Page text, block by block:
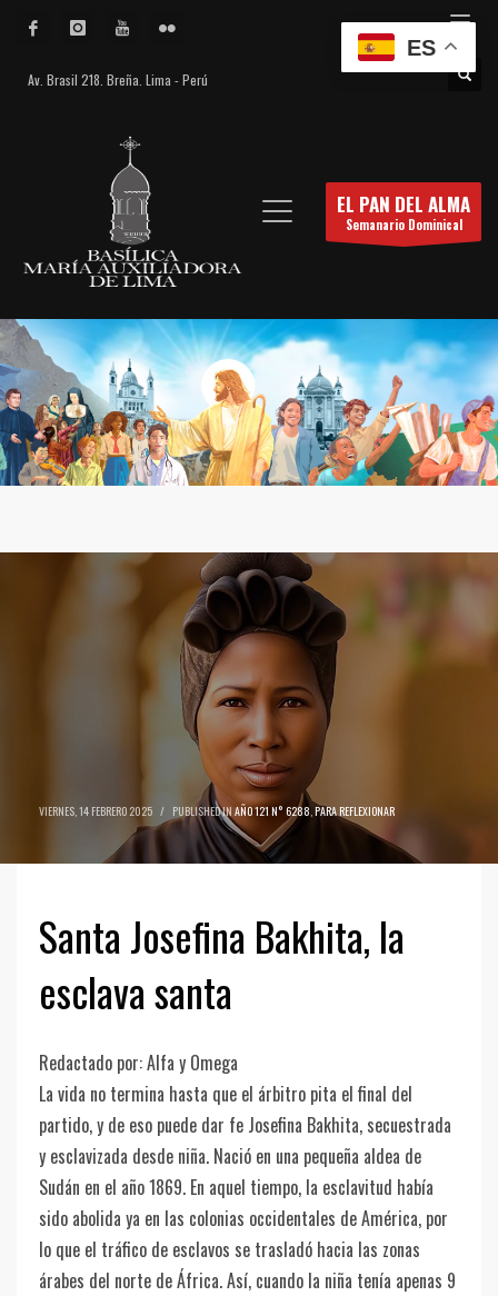
Av. Brasil 218. Breña. Lima - Perú
EL PAN DEL ALMA
Semanario Dominical
VIERNES, 14 FEBRERO 2025 / PUBLISHED IN AÑO 121 N° 6288,PARA REFLEXIONAR
Santa Josefina Bakhita, la
esclava santa
Redactado por: Alfa y Omega
La vida no termina hasta que el árbitro pita el final del
partido, y de eso puede dar fe Josefina Bakhita, secuestrada
y esclavizada desde niña. Nació en una pequeña aldea de
Sudán en el año 1869. En aquel tiempo, la esclavitud había
sido abolida ya en las colonias occidentales de América, por
lo que el tráfico de esclavos se trasladó hacia las zonas
árabes del norte de África. Así, cuando la niña tenía apenas 9
ES